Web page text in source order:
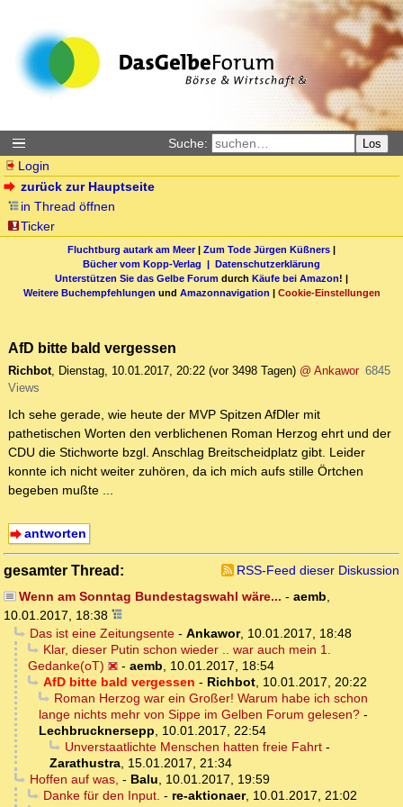
Suche: Los
Login
zurück zur Hauptseite
in Thread öffnen
Ticker
Fluchtburg autark am Meer| Zum Tode Jürgen Küßners |
Bücher vom Kopp-Verlag | Datenschutzerklärung
Unterstützen Sie das Gelbe Forum durch Käufe bei Amazon! |
Weitere Buchempfehlungen und Amazonnavigation | Cookie-Einstellungen
AfD bitte bald vergessen
Richbot, Dienstag, 10.01.2017, 20:22 (vor 3498 Tagen) @ Ankawor 6845
Views
Ich sehe gerade, wie heute der MVP Spitzen AfDler mit
pathetischen Worten den verblichenen Roman Herzog ehrt und der
CDU die Stichworte bzgl. Anschlag Breitscheidplatz gibt. Leider
konnte ich nicht weiter zuhören, da ich mich aufs stille Örtchen
begeben mußte ...
antworten
gesamter Thread:
RSS-Feed dieser Diskussion
Wenn am Sonntag Bundestagswahl wäre... - aemb,
10.01.2017, 18:38
Das ist eine Zeitungsente- Ankawor, 10.01.2017, 18:48
Klar, dieser Putin schon wieder .. war auch mein 1.
Gedanke(oT)
- aemb, 10.01.2017, 18:54
AfD bitte bald vergessen - Richbot, 10.01.2017, 20:22
Roman Herzog war ein Großer! Warum habe ich schon
lange nichts mehr von Sippe im Gelben Forum gelesen? -
Lechbrucknersepp, 10.01.2017, 22:54
Unverstaatlichte Menschen hatten freie Fahrt-
Zarathustra, 15.01.2017, 21:34
Hoffen auf was, - Balu, 10.01.2017, 19:59
Danke für den Input. - re-aktionaer, 10.01.2017, 21:02